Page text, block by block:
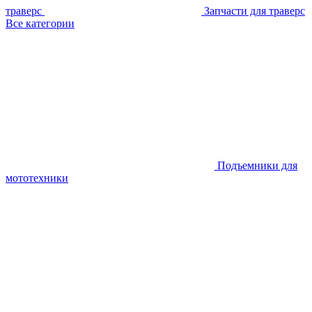
траверс
Запчасти для траверс
Все категории
Подъемники для
мототехники